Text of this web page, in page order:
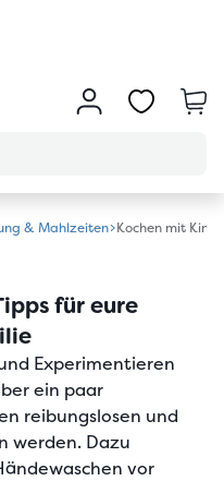
& Mahlzeiten Kochen mit
für eure
Experimentieren
ein paar
reibungslosen und
werden. Dazu
vor